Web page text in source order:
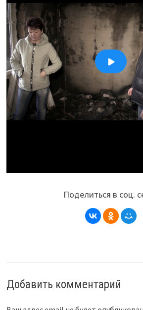
Поделиться в соц.
Добавить комментарий